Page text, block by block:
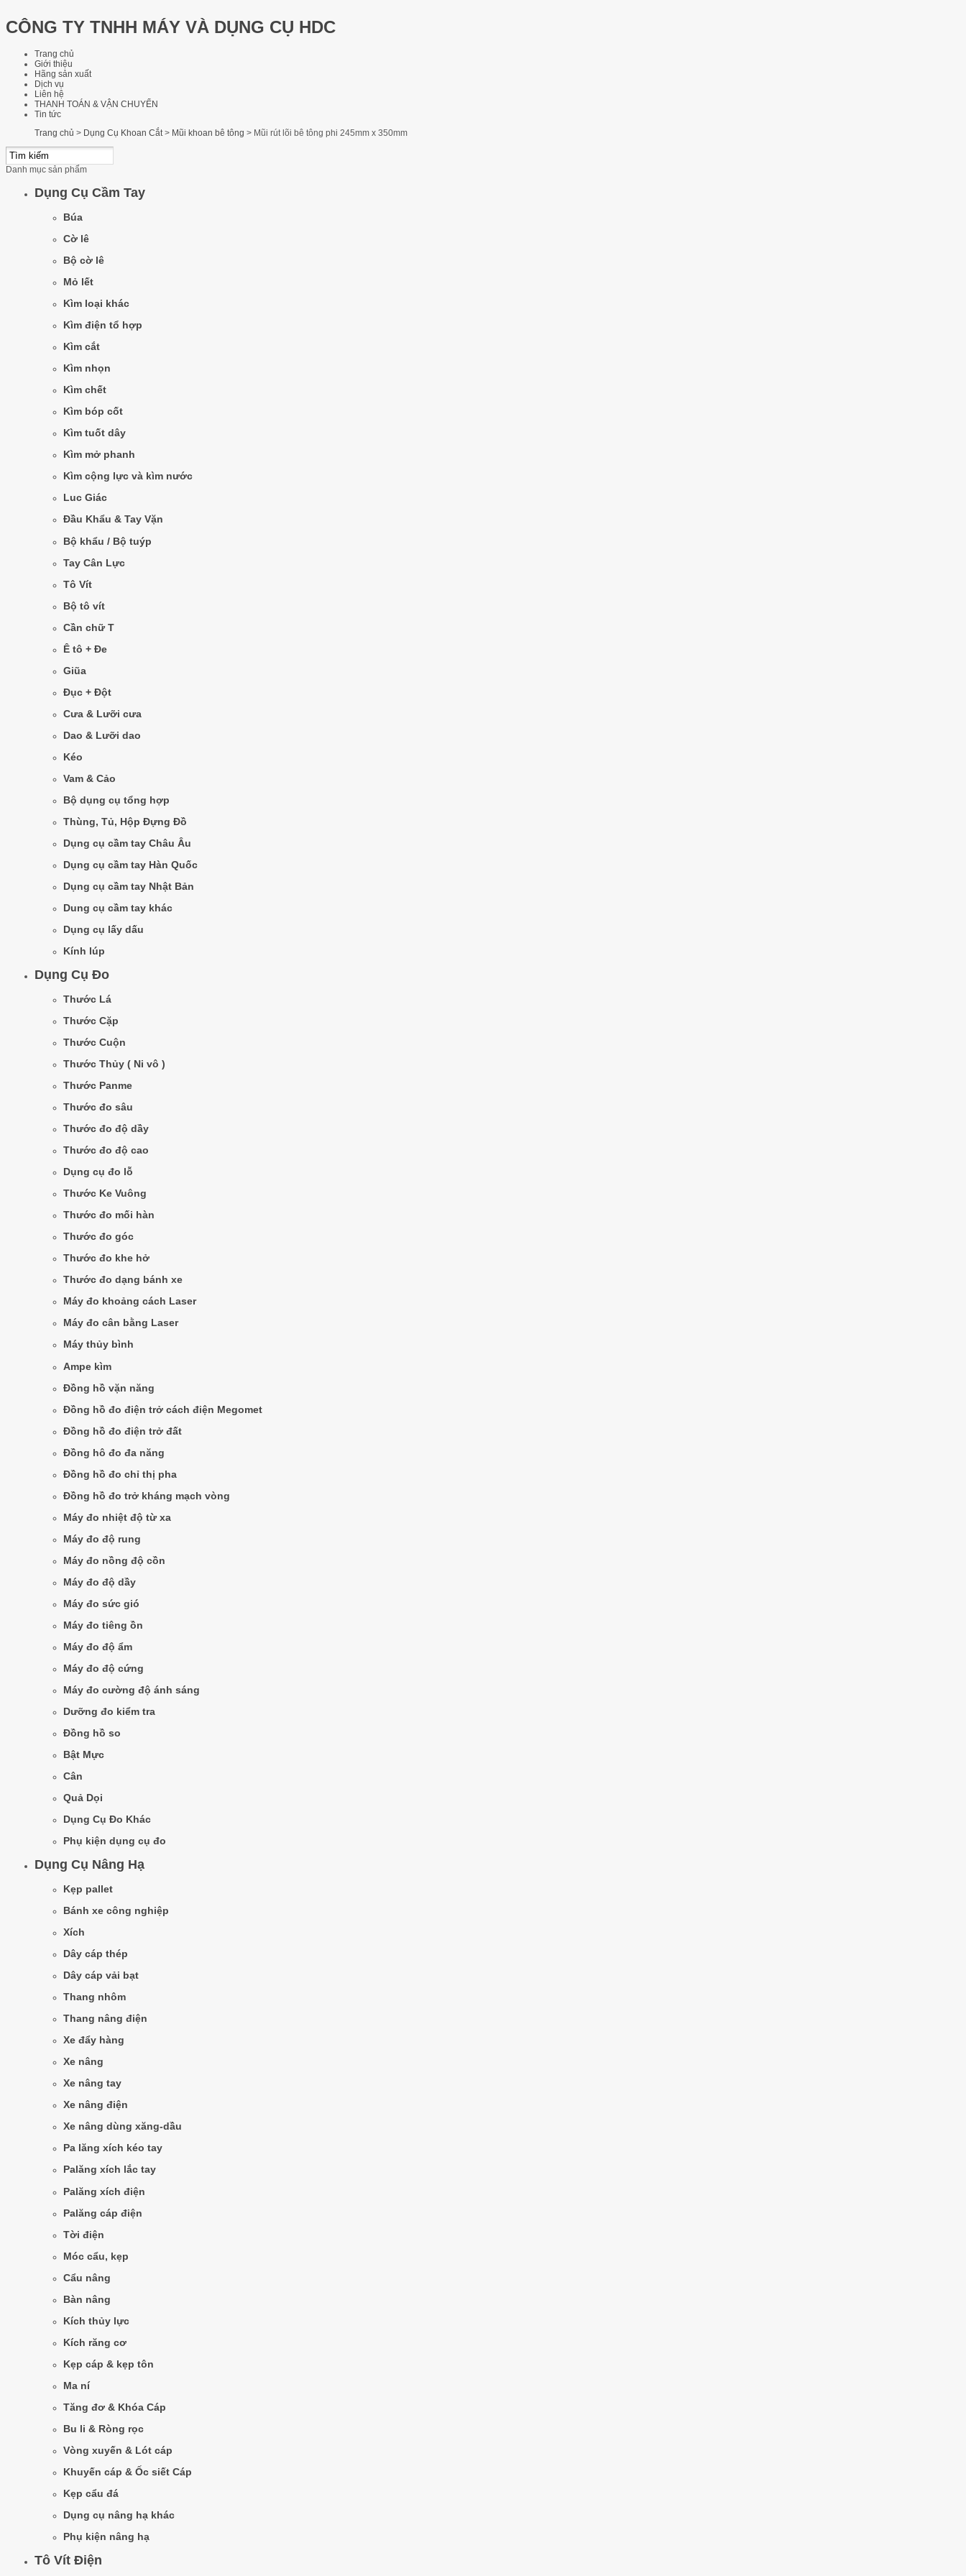
CÔNG TY TNHH MÁY VÀ DỤNG CỤ HDC
Trang chủ
Giới thiệu
Hãng sản xuất
Dịch vụ
Liên hệ
THANH TOÁN & VẬN CHUYỂN
Tin tức
Trang chủ > Dụng Cụ Khoan Cắt > Mũi khoan bê tông > Mũi rút lõi bê tông phi 245mm x 350mm
Danh mục sản phẩm
Dụng Cụ Cầm Tay
Búa
Cờ lê
Bộ cờ lê
Mỏ lết
Kìm loại khác
Kìm điện tổ hợp
Kìm cắt
Kìm nhọn
Kìm chết
Kìm bóp cốt
Kìm tuốt dây
Kìm mở phanh
Kìm cộng lực và kìm nước
Luc Giác
Đầu Khẩu & Tay Vặn
Bộ khẩu / Bộ tuýp
Tay Cân Lực
Tô Vít
Bộ tô vít
Cần chữ T
Ê tô + Đe
Giũa
Đục + Đột
Cưa & Lưỡi cưa
Dao & Lưỡi dao
Kéo
Vam & Cảo
Bộ dụng cụ tổng hợp
Thùng, Tủ, Hộp Đựng Đồ
Dụng cụ cầm tay Châu Âu
Dụng cụ cầm tay Hàn Quốc
Dụng cụ cầm tay Nhật Bản
Dung cụ cầm tay khác
Dụng cụ lấy dấu
Kính lúp
Dụng Cụ Đo
Thước Lá
Thước Cặp
Thước Cuộn
Thước Thủy ( Ni vô )
Thước Panme
Thước đo sâu
Thước đo độ dầy
Thước đo độ cao
Dụng cụ đo lỗ
Thước Ke Vuông
Thước đo mối hàn
Thước đo góc
Thước đo khe hở
Thước đo dạng bánh xe
Máy đo khoảng cách Laser
Máy đo cân bằng Laser
Máy thủy bình
Ampe kìm
Đồng hồ vặn năng
Đồng hồ đo điện trở cách điện Megomet
Đồng hồ đo điện trở đất
Đồng hô đo đa năng
Đồng hồ đo chỉ thị pha
Đồng hồ đo trở kháng mạch vòng
Máy đo nhiệt độ từ xa
Máy đo độ rung
Máy đo nồng độ cồn
Máy đo độ dầy
Máy đo sức gió
Máy đo tiêng ồn
Máy đo độ ẩm
Máy đo độ cứng
Máy đo cường độ ánh sáng
Dưỡng đo kiểm tra
Đồng hồ so
Bật Mực
Cân
Quả Dọi
Dụng Cụ Đo Khác
Phụ kiện dụng cụ đo
Dụng Cụ Nâng Hạ
Kẹp pallet
Bánh xe công nghiệp
Xích
Dây cáp thép
Dây cáp vải bạt
Thang nhôm
Thang nâng điện
Xe đẩy hàng
Xe nâng
Xe nâng tay
Xe nâng điện
Xe nâng dùng xăng-dầu
Pa lăng xích kéo tay
Palăng xích lắc tay
Palăng xích điện
Palăng cáp điện
Tời điện
Móc cẩu, kẹp
Cẩu nâng
Bàn nâng
Kích thủy lực
Kích răng cơ
Kẹp cáp & kẹp tôn
Ma ní
Tăng đơ & Khóa Cáp
Bu li & Ròng rọc
Vòng xuyến & Lót cáp
Khuyến cáp & Ốc siết Cáp
Kẹp cẩu đá
Dụng cụ nâng hạ khác
Phụ kiện nâng hạ
Tô Vít Điện